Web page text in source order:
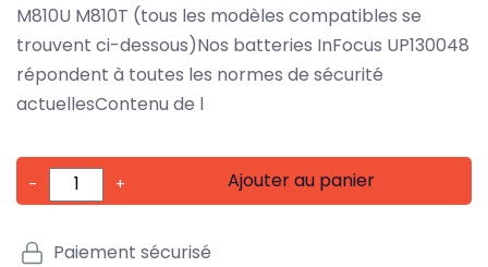
M810U M810T (tous les modèles compatibles se
trouvent ci-dessous)Nos batteries InFocus UP130048
répondent à toutes les normes de sécurité
actuellesContenu de l
- + Ajouter au panier
Paiement sécurisé